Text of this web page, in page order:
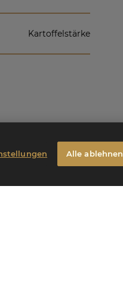
Kartoffelstärke
Alle ablehnen